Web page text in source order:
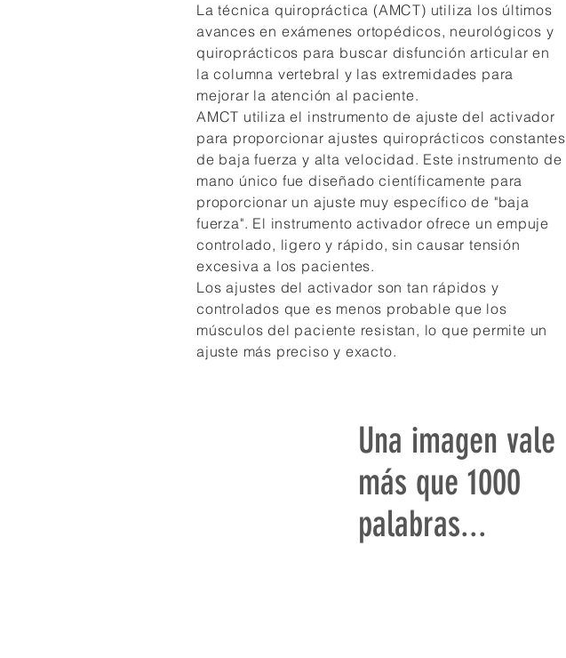
La técnica quiropráctica (AMCT) utiliza los últimos
avances en exámenes ortopédicos, neurológicos y
quiroprácticos para buscar disfunción articular en
la columna vertebral y las extremidades para
mejorar la atención al paciente.
AMCT utiliza el instrumento de ajuste del activador
para proporcionar ajustes quiroprácticos constantes
de baja fuerza y alta velocidad. Este instrumento de
mano único fue diseñado científicamente para
proporcionar un ajuste muy específico de "baja
fuerza". El instrumento activador ofrece un empuje
controlado, ligero y rápido, sin causar tensión
excesiva a los pacientes.
Los ajustes del activador son tan rápidos y
controlados que es menos probable que los
músculos del paciente resistan, lo que permite un
ajuste más preciso y exacto.
Una imagen vale
más que 1000
palabras...